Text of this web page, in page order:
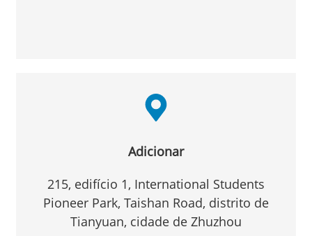
Adicionar
215, edifício 1, International Students
Pioneer Park, Taishan Road, distrito de
Tianyuan, cidade de Zhuzhou